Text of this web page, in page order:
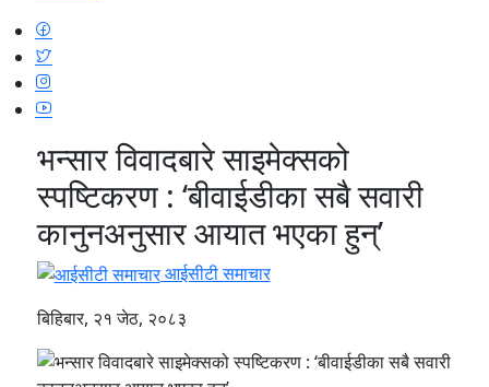
भन्सार विवादबारे साइमेक्सको
स्पष्टिकरण : ‘बीवाईडीका सबै सवारी
कानुनअनुसार आयात भएका हुन्’
आईसीटी समाचार
बिहिबार, २१ जेठ, २०८३